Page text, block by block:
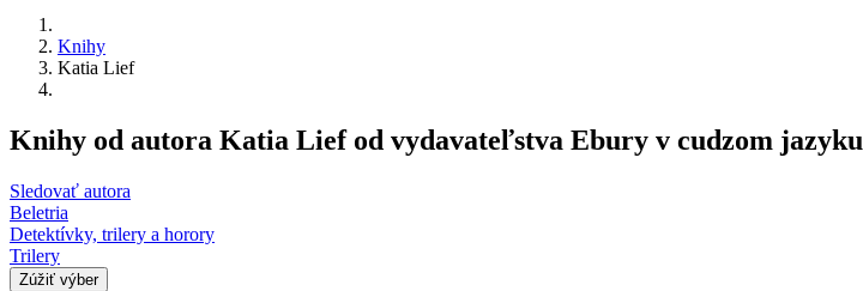
Knihy
Katia Lief
Knihy od autora Katia Lief od vydavateľstva Ebury v cudzom jazyku
Sledovať autora
Beletria
Detektívky, trilery a horory
Trilery
Zúžiť výber